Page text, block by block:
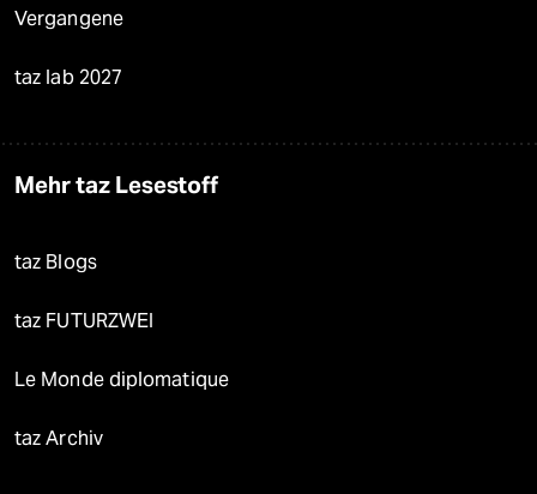
Vergangene
taz lab 2027
Mehr taz Lesestoff
taz Blogs
taz FUTURZWEI
Le Monde diplomatique
taz Archiv